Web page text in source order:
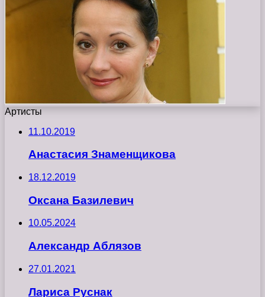
Артисты
11.10.2019
Анастасия Знаменщикова
18.12.2019
Оксана Базилевич
10.05.2024
Александр Аблязов
27.01.2021
Лариса Руснак